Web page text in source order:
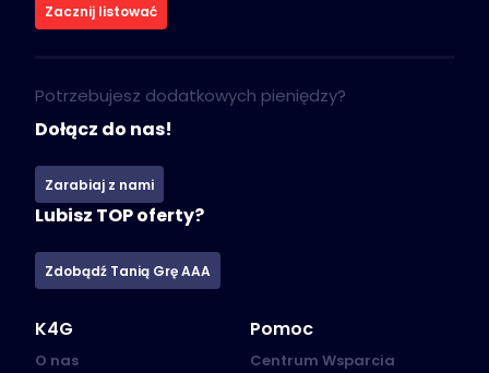
Zacznij listować
Potrzebujesz dodatkowych pieniędzy?
Dołącz do nas!
Zarabiaj z nami
Lubisz TOP oferty?
Zdobądź Tanią Grę AAA
K4G
O nas
Pomoc
Centrum Wsparcia